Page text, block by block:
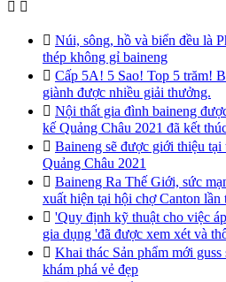
 
 Núi, sông, hồ và biển đều là
thép không gỉ baineng
 Cấp 5A! 5 Sao! Top 5 trăm!
giành được nhiều giải thưởng.
 Nội thất gia đình baineng
kế Quảng Châu 2021 đã kết
 Baineng sẽ được giới thiệu
Quảng Châu 2021
 Baineng Ra Thế Giới, sức
xuất hiện tại hội chợ Canton lần
 'Quy định kỹ thuật cho việc
gia dụng 'đã được xem xét và
 Khai thác Sản phẩm mới
khám phá vẻ đẹp